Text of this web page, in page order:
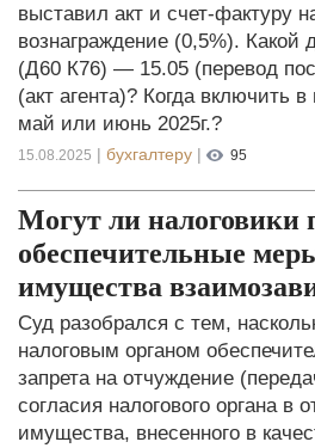
выставил акт и счет-фактуру
вознаграждение (0,5%). Какой
(Д60 К76) — 15.05 (перевод
(акт агента)? Когда включить
май или июнь 2025г.?
15.08.2025 | бухгалтеру | 95
Могут ли налоговики
обеспечительные
имущества
Суд разобрался с тем,
налоговым органом
запрета на отчуждение
согласия налогового органа в
имущества, внесенного в